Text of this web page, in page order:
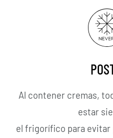
Al contener cremas,
estar
el frigorífico para evitar